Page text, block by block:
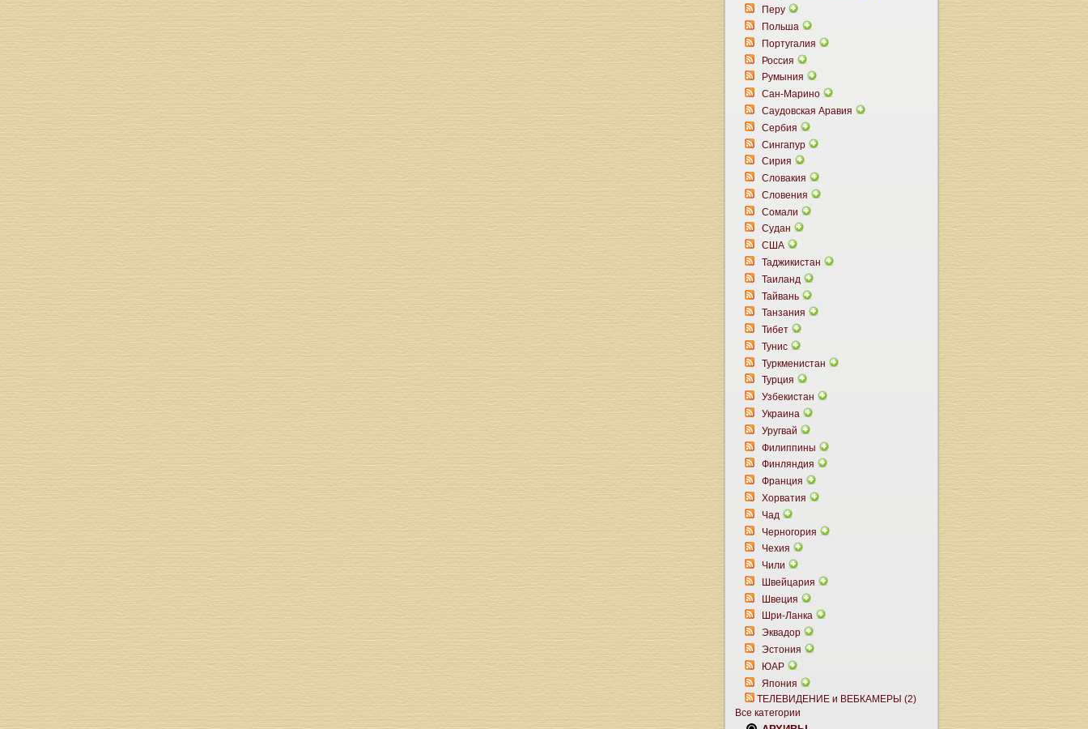
Перу
Польша
Португалия
Россия
Румыния
Сан-Марино
Саудовская Аравия
Сербия
Сингапур
Сирия
Словакия
Словения
Сомали
Судан
США
Таджикистан
Таиланд
Тайвань
Танзания
Тибет
Тунис
Туркменистан
Турция
Узбекистан
Украина
Уругвай
Филиппины
Финляндия
Франция
Хорватия
Чад
Черногория
Чехия
Чили
Швейцария
Швеция
Шри-Ланка
Эквадор
Эстония
ЮАР
Япония
ТЕЛЕВИДЕНИЕ и ВЕБКАМЕРЫ (2)
Все категории